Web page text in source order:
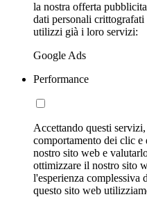
la nostra offerta
dati personali
utilizzi già i loro servizi:
Google Ads
Performance
Accettando questi
comportamento dei clic
nostro sito web e
ottimizzare il nostro sito
l'esperienza complessiva
questo sito web